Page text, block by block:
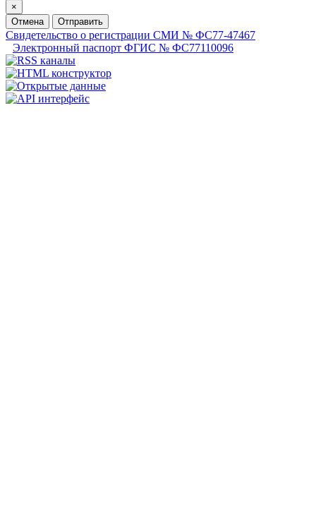
×
Отмена
Отправить
Свидетельство о регистрации СМИ № ФС77-47467
Электронный паспорт ФГИС № ФС77110096